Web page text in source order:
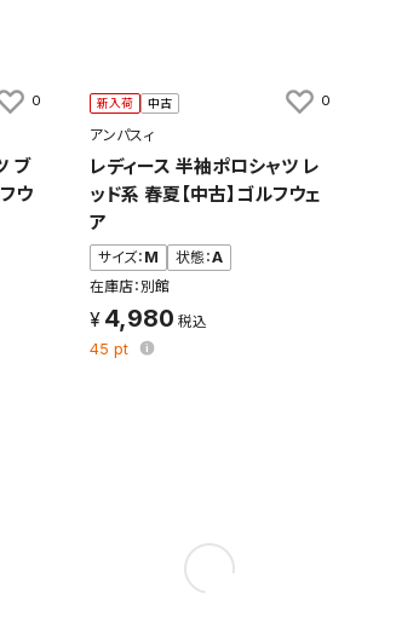
ブ
ウ
0 新入荷 中古
アンパスィ
レディース 半袖ポロシャツ レ
ッド系 春夏【中古】ゴルフウェ
ア
サイズ： M 状態：A
在庫店：別館
4,980
45pt
0